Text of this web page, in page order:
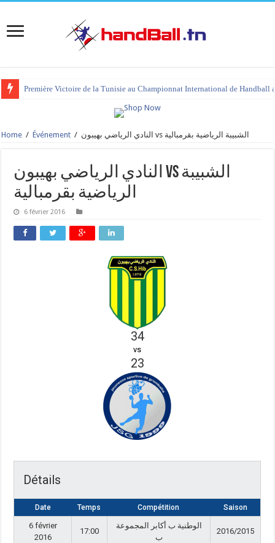
Première Victoire de la Tunisie au Championnat International de Handball
Home / Événement / النادي الرياضي بهيبون vs الشبيبة الرياضية بقرمبالية
النادي الرياضي بهيبون vs الشبيبة
الرياضية بقرمبالية
6 février 2016
34
vs
23
Détails
Date Temps Compétition Saison
6 février
2016
17:00
الوطنية ب أكابر المجموعة
ب
2016/2015